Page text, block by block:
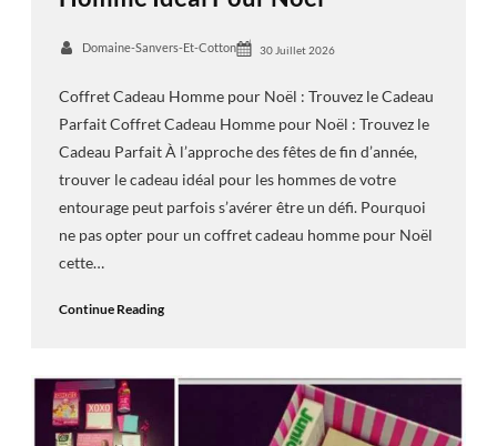
Domaine-Sanvers-Et-Cotton 30 Juillet 2026
Coffret Cadeau Homme pour Noël : Trouvez le Cadeau
Parfait Coffret Cadeau Homme pour Noël : Trouvez le
Cadeau Parfait À l’approche des fêtes de fin d’année,
trouver le cadeau idéal pour les hommes de votre
entourage peut parfois s’avérer être un défi. Pourquoi
ne pas opter pour un coffret cadeau homme pour Noël
cette…
Continue Reading